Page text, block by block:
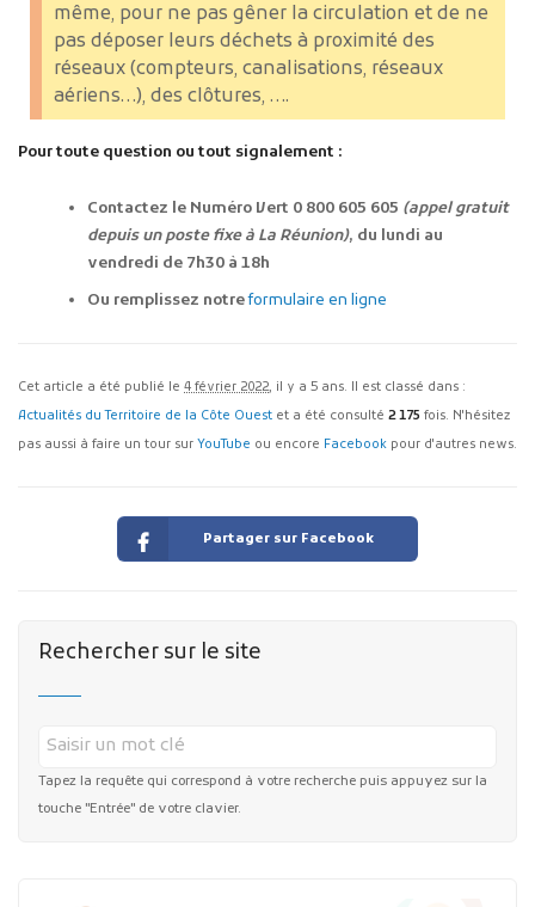
même, pour ne pas gêner la circulation et de ne
pas déposer leurs déchets à proximité des
réseaux (compteurs, canalisations, réseaux
aériens…), des clôtures, ….
Pour toute question ou tout signalement :
Contactez le Numéro Vert 0 800 605 605 (appel gratuit
depuis un poste fixe à La Réunion), du lundi au
vendredi de 7h30 à 18h
Ou remplissez notreformulaire en ligne
Cet article a été publié le 4 février 2022, il y a 5 ans. Il est classé dans :
Actualités du Territoire de la Côte Ouest et a été consulté 2 175 fois. N'hésitez
pas aussi à faire un tour sur YouTube ou encore Facebook pour d'autres news.
Partager sur Facebook
Rechercher sur le site
Tapez la requête qui correspond à votre recherche puis appuyez sur la
touche "Entrée" de votre clavier.